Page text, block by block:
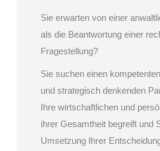
Sie erwarten von einer
als die Beantwortung einer
Fragestellung?
Sie suchen einen
und strategisch denkenden
Ihre wirtschaftlichen und
ihrer Gesamtheit begreift und
Umsetzung Ihrer